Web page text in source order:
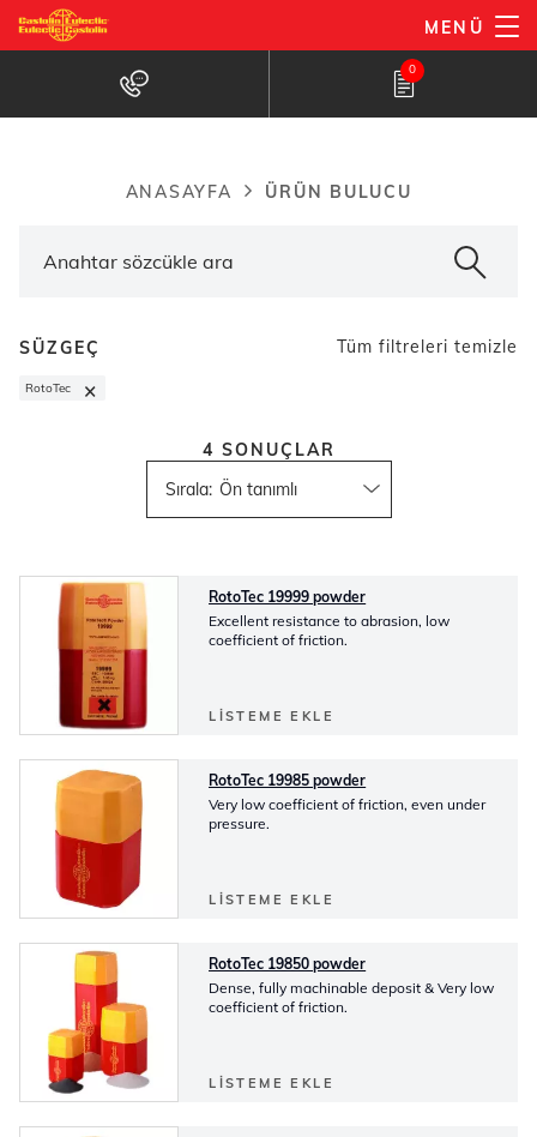
Ana
içeriğe
MENÜ
Ürün bulucu 0
ANASAYFA ÜRÜN BULUCU
SÜZGEÇ Tüm filtreleri temizle
RotoTec ×
Sırala:
4 SONUÇLAR
RotoTec 19999 powder
Excellent resistance to abrasion, low
coefficient of friction.
LISTEME EKLE
RotoTec 19985 powder
Very low coefficient of friction, even under
pressure.
LISTEME EKLE
RotoTec 19850 powder
Dense, fully machinable deposit & Very low
coefficient of friction.
LISTEME EKLE